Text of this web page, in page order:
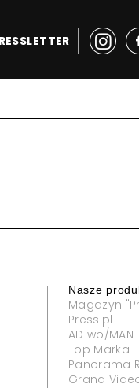
Nasze
Magazyn
Press.pl
AD wo/MAN
Top Marka
Panorama
Grand